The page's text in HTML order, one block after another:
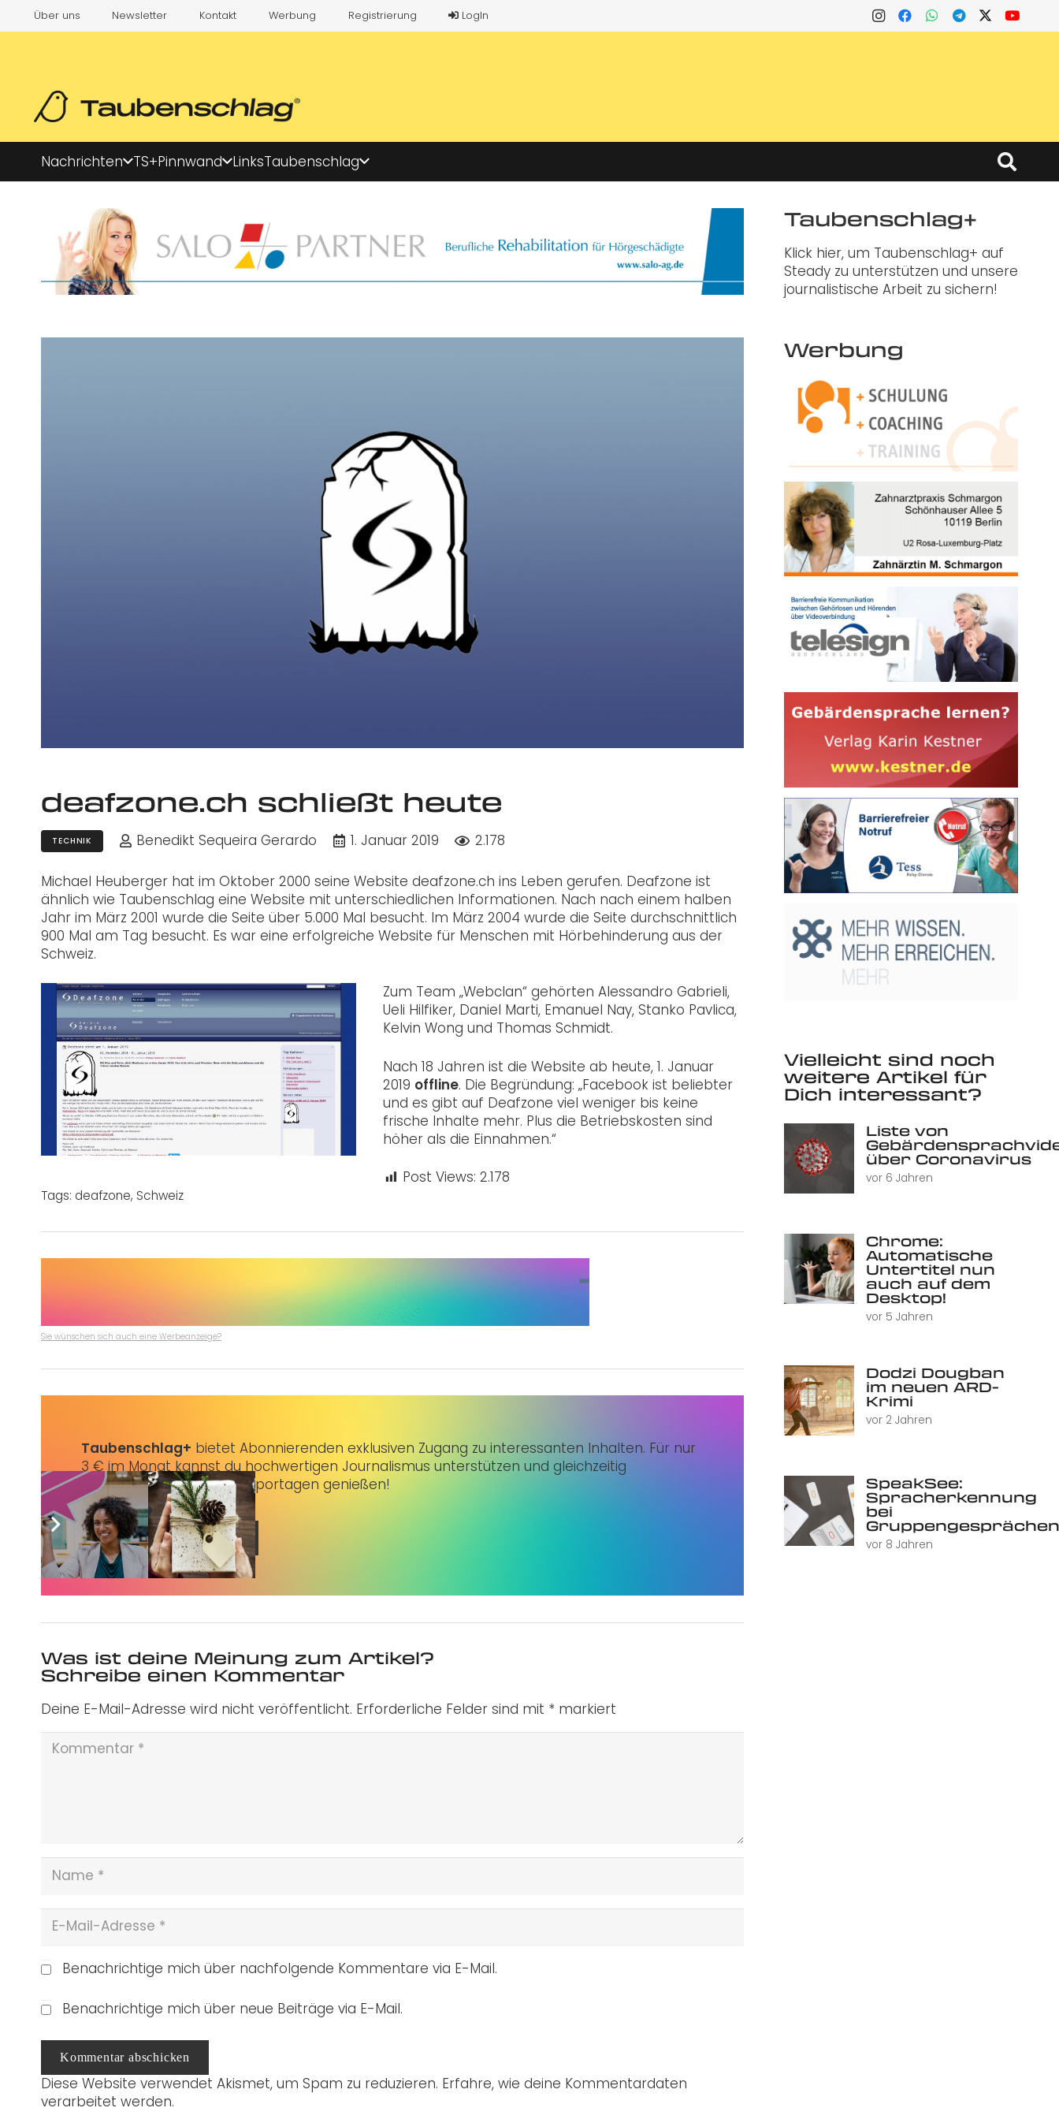
Über uns Newsletter Kontakt Werbung Registrierung LogIn
Nachrichten TS+Pinnwand LinksTaubenschlag
deafzone.ch schließt heute
TECHNIK Benedikt Sequeira Gerardo 1. Januar 2019 2.178
Michael Heuberger hat im Oktober 2000 seine Website deafzone.ch ins Leben gerufen. Deafzone ist
ähnlich wie Taubenschlag eine Website mit unterschiedlichen Informationen. Nach nach einem halben
Jahr im März 2001 wurde die Seite über 5.000 Mal besucht. Im März 2004 wurde die Seite durchschnittlich
900 Mal am Tag besucht. Es war eine erfolgreiche Website für Menschen mit Hörbehinderung aus der
Schweiz.
Zum Team „Webclan“ gehörten Alessandro Gabrieli,
Ueli Hilfiker, Daniel Marti, Emanuel Nay, Stanko Pavlica,
Kelvin Wong und Thomas Schmidt.
Nach 18 Jahren ist die Website ab heute, 1. Januar
2019 offline. Die Begründung: „Facebook ist beliebter
und es gibt auf Deafzone viel weniger bis keine
frische Inhalte mehr. Plus die Betriebskosten sind
höher als die Einnahmen.“
Post Views: 2.178
Tags: deafzone, Schweiz
Sie wünschen sich auch eine Werbeanzeige?
Taubenschlag+ bietet Abonnierenden exklusiven Zugang zu interessanten Inhalten. Für nur
3 € im Monat kannst du hochwertigen Journalismus unterstützen und gleichzeitig
erstklassige Artikel und Reportagen genießen!
Jetzt abonnieren
Was ist deine Meinung zum Artikel?
Schreibe einen Kommentar
Deine E-Mail-Adresse wird nicht veröffentlicht. Erforderliche Felder sind mit * markiert
Benachrichtige mich über nachfolgende Kommentare via E-Mail.
Benachrichtige mich über neue Beiträge via E-Mail.
Kommentar abschicken
Diese Website verwendet Akismet, um Spam zu reduzieren. Erfahre, wie deine Kommentardaten
verarbeitet werden.
Taubenschlag+
Klick hier, um Taubenschlag+ auf
Steady zu unterstützen und unsere
journalistische Arbeit zu sichern!
Werbung
Vielleicht sind noch
weitere Artikel für
Dich interessant?
Liste von
über Coronavirus
vor 6 Jahren
Chrome:
Automatische
Untertitel nun
auch auf dem
Desktop!
vor 5 Jahren
Dodzi Dougban
im neuen ARD-
Krimi
vor 2 Jahren
SpeakSee:
Spracherkennung
bei
Gruppengesprächen
vor 8 Jahren